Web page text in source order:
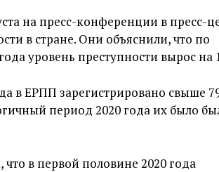
на пресс-конференции в пресс-
в стране. Они объяснили, что по
уровень преступности вырос на
в ЕРПП зарегистрировано свыше
период 2020 года их было
в первой половине 2020 года